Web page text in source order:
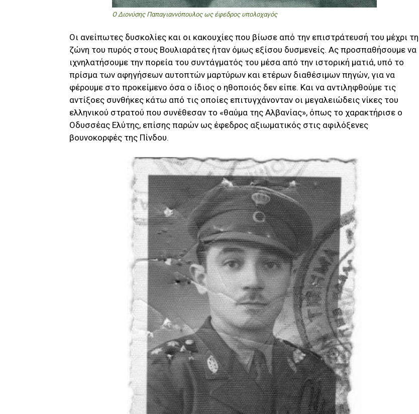
Ο Διονύσης Παπαγιαννόπουλος ως έφεδρος υπολοχαγός
Οι ανείπωτες δυσκολίες και οι κακουχίες που βίωσε από την επιστράτευσή του μέχρι τη
ζώνη του πυρός στους Βουλιαράτες ήταν όμως εξίσου δυσμενείς. Ας προσπαθήσουμε να
ιχνηλατήσουμε την πορεία του συντάγματός του μέσα από την ιστορική ματιά, υπό το
πρίσμα των αφηγήσεων αυτοπτών μαρτύρων και ετέρων διαθέσιμων πηγών, για να
φέρουμε στο προκείμενο όσα ο ίδιος ο ηθοποιός δεν είπε. Και να αντιληφθούμε τις
αντίξοες συνθήκες κάτω από τις οποίες επιτυγχάνονταν οι μεγαλειώδεις νίκες του
ελληνικού στρατού που συνέθεσαν το «θαύμα της Αλβανίας», όπως το χαρακτήρισε ο
Οδυσσέας Ελύτης, επίσης παρών ως έφεδρος αξιωματικός στις αφιλόξενες
βουνοκορφές της Πίνδου.